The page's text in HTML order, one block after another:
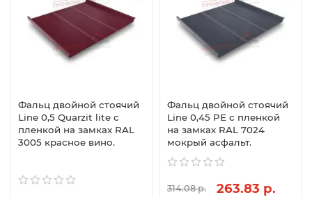
Фальц двойной стоячий
Line 0,5 Quarzit lite с
пленкой на замках RAL
3005 красное вино.
Фальц двойной стоячий
Line 0,45 PE с пленкой
на замках RAL 7024
мокрый асфальт.
314.08 р. 263.83 р.